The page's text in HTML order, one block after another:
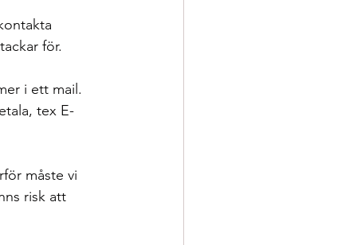
för.
i ett mail.
tex E-
måste vi
risk att